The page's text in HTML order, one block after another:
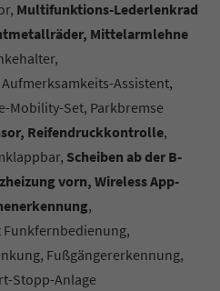
Multifunktions-Lederlenkrad
Mittelarmlehne
Aufmerksamkeits-Assistent,
Mobility-Set, Parkbremse
Reifendruckkontrolle,
Scheiben ab der B-
vorn, Wireless App-
,
Fußgängererkennung,
Stopp-Anlage